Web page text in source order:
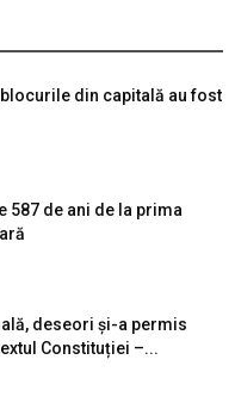
blocurile din capitală au fost
587 de ani de la prima
deseori și-a permis
Constituției –...